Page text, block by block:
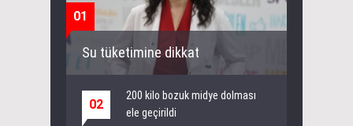
01
Su tüketimine dikkat
02
200 kilo bozuk midye dolması
ele geçirildi